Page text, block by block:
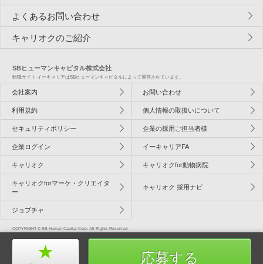
応募する
よくあるお問い合わせ
キャリオクのご紹介
SBヒューマンキャピタル株式会社
転職サイト イーキャリアはSBヒューマンキャピタルによって運営されています。
会社案内 お問い合わせ
利用規約 個人情報の取扱いについて
セキュリティポリシー 企業の採用ご担当者様
企業ログイン イーキャリアFA
キャリオク キャリオクfor動物病院
キャリオクforマーケ・クリエイタ
ー
キャリオク 採用ナビ
ジョブチャ
COPYRIGHT © SB Human Capital Corp. All Rights Reserved.